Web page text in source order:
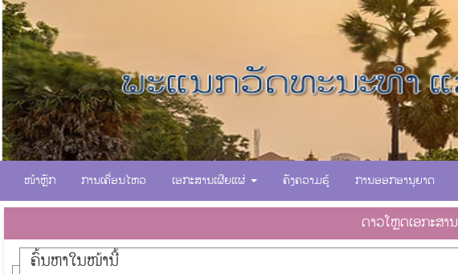
ໜ້າຫຼັກ ການເຄື່ອນໄຫວ ເອກະສານເຜີຍແຜ່ ຄັງຄວາມຮູ້ ການອອກອານຸຍາດ
ດາວໂຫຼດເອກະສານ
ຄົ້ນ​ຫາ​ໃນ​ໜ້ານີ້